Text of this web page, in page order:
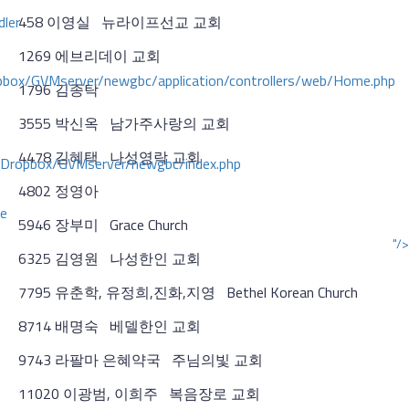
GVMserver/newgbc/application/controllers/web/Home.php
GVMserver/newgbc/index.php
"/>
458 이영실 뉴라이프선교 교회
1269 에브리데이 교회
1796 김종탁
3555 박신옥 남가주사랑의 교회
4478 김혜택 나성영락 교회
4802 정영아
5946 장부미 Grace Church
6325 김영원 나성한인 교회
7795 유춘학, 유정희,진화,지영 Bethel Korean Church
8714 배명숙 베델한인 교회
9743 라팔마 은혜약국 주님의빛 교회
11020 이광범, 이희주 복음장로 교회